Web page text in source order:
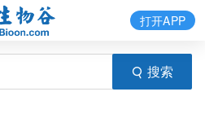
搜索
打开APP